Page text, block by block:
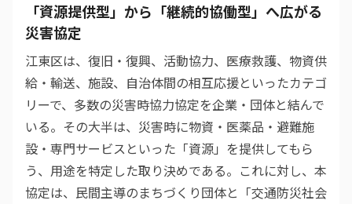
「資源提供型」から「継続的協働型」へ広がる
災害協定
江東区は、復旧・復興、活動協力、医療救護、物資供
給・輸送、施設、自治体間の相互応援といったカテゴ
リーで、多数の災害時協力協定を企業・団体と結んで
いる。その大半は、災害時に物資・医薬品・避難施
設・専門サービスといった「資源」を提供してもら
う、用途を特定した取り決めである。これに対し、本
協定は、民間主導のまちづくり団体と「交通防災社会